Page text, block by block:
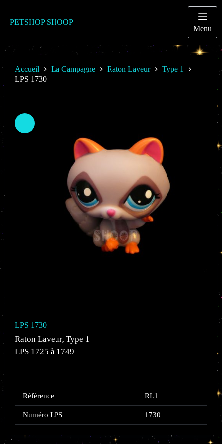
contenu
PETSHOP SHOOP
Menu
Accueil La Campagne Raton Laveur
Type 1
LPS 1730
LPS 1730
Raton Laveur,Type 1
LPS 1725 à 1749
Référence RL1
Numéro LPS 1730